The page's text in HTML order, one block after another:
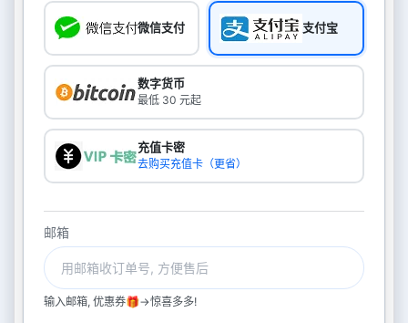
微信支付 支付宝
数字货币
最低 30 元起
充值卡密
去购买充值卡（更省）
邮箱
输入邮箱, 优惠券🎁->惊喜多多!